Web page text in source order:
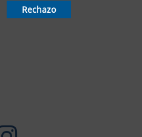
Mis pedidos
Rechazo